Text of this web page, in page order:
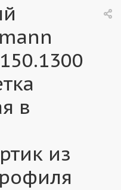
в
из